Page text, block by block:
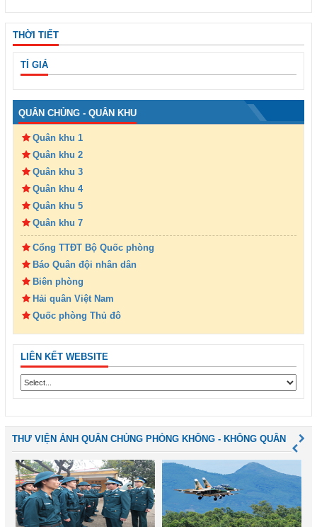
THỜI TIẾT
TỈ GIÁ
QUÂN CHỦNG - QUÂN KHU
Quân khu 1
Quân khu 2
Quân khu 3
Quân khu 4
Quân khu 5
Quân khu 7
Cổng TTĐT Bộ Quốc phòng
Báo Quân đội nhân dân
Biên phòng
Hải quân Việt Nam
Quốc phòng Thủ đô
LIÊN KẾT WEBSITE
THƯ VIỆN ẢNH QUÂN CHỦNG PHÒNG KHÔNG - KHÔNG QUÂN